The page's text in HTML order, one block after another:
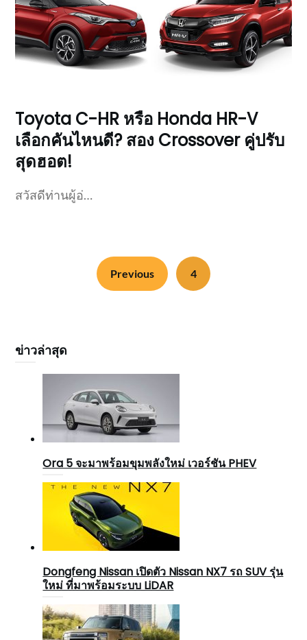
Toyota C-HR หรือ Honda HR-V
เลือกคันไหนดี? สอง Crossover คู่ปรับ
สุดฮอต!
สวัสดีท่านผู้อ่…
Previous 4
ข่าวล่าสุด
Ora 5 จะมาพร้อมขุมพลังใหม่ เวอร์ชัน PHEV
Dongfeng Nissan เปิดตัว Nissan NX7 รถ SUV รุ่น
ใหม่ ที่มาพร้อมระบบ LiDAR